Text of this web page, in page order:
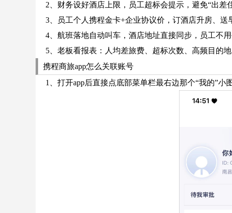
2、财务设好酒店上限，员工超标会提示，避免“出差
3、员工个人携程金卡+企业协议价，订酒店升房、送
4、航班落地自动叫车，酒店地址直接同步，员工不
5、老板看报表：人均差旅费、超标次数、高频目的地
携程商旅app怎么关联账号
1、打开app后直接点底部菜单栏最右边那个“我的”小